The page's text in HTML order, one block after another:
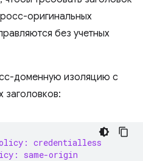
оригинальных
без учетных
доменную изоляцию с
credentialless
same-origin